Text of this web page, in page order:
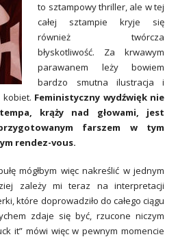
to sztampowy thriller, ale w tej
całej sztampie kryje się
również twórcza
błyskotliwość. Za krwawym
parawanem leży bowiem
bardzo smutna ilustracja i
Feministyczny wydźwięk nie
krąży nad głowami, jest
farszem w tym
rendez-vous.
mógłbym więc nakreślić w jednym
zależy mi teraz na interpretacji
które doprowadziło do całego ciągu
zdaje się być, rzucone niczym
it” mówi więc w pewnym momencie